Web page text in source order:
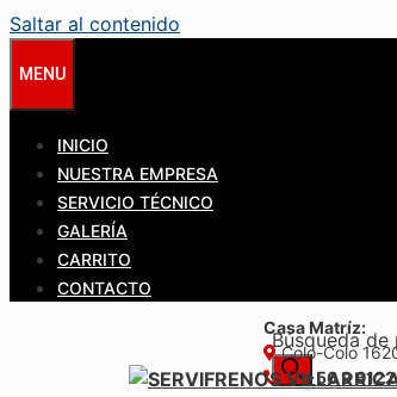
Saltar al contenido
MENU
INICIO
NUESTRA EMPRESA
SERVICIO TÉCNICO
GALERÍA
CARRITO
CONTACTO
Búsqueda
Casa Matríz:
Colo-Colo
+56 9